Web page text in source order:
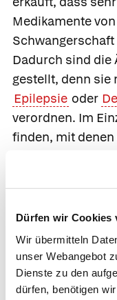
Dürfen wir Cookies
Wir übermitteln
unser Webangebot
Dienste zu den
dürfen, benötigen
Medikamente
Dadurch sind die
gestellt, denn sie
Epilepsie oder
verordnen. Im
finden, mit
kann, sodass
Ungeborene
Nutzen und
Mittel, die nicht
gegen Husten
sollten gemieden